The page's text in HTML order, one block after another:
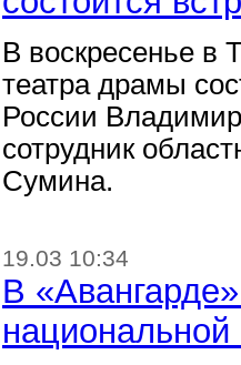
В воскресенье в
театра драмы
России
сотрудник
Сумина.
19.03 10:34
В
национальной